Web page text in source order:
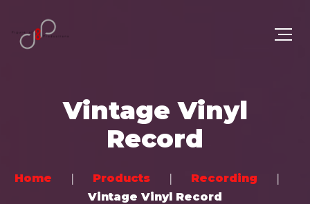
Vintage Vinyl
Record
Home Products
Recording
Vintage Vinyl Record